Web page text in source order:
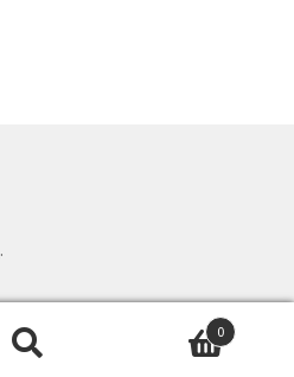
.
0